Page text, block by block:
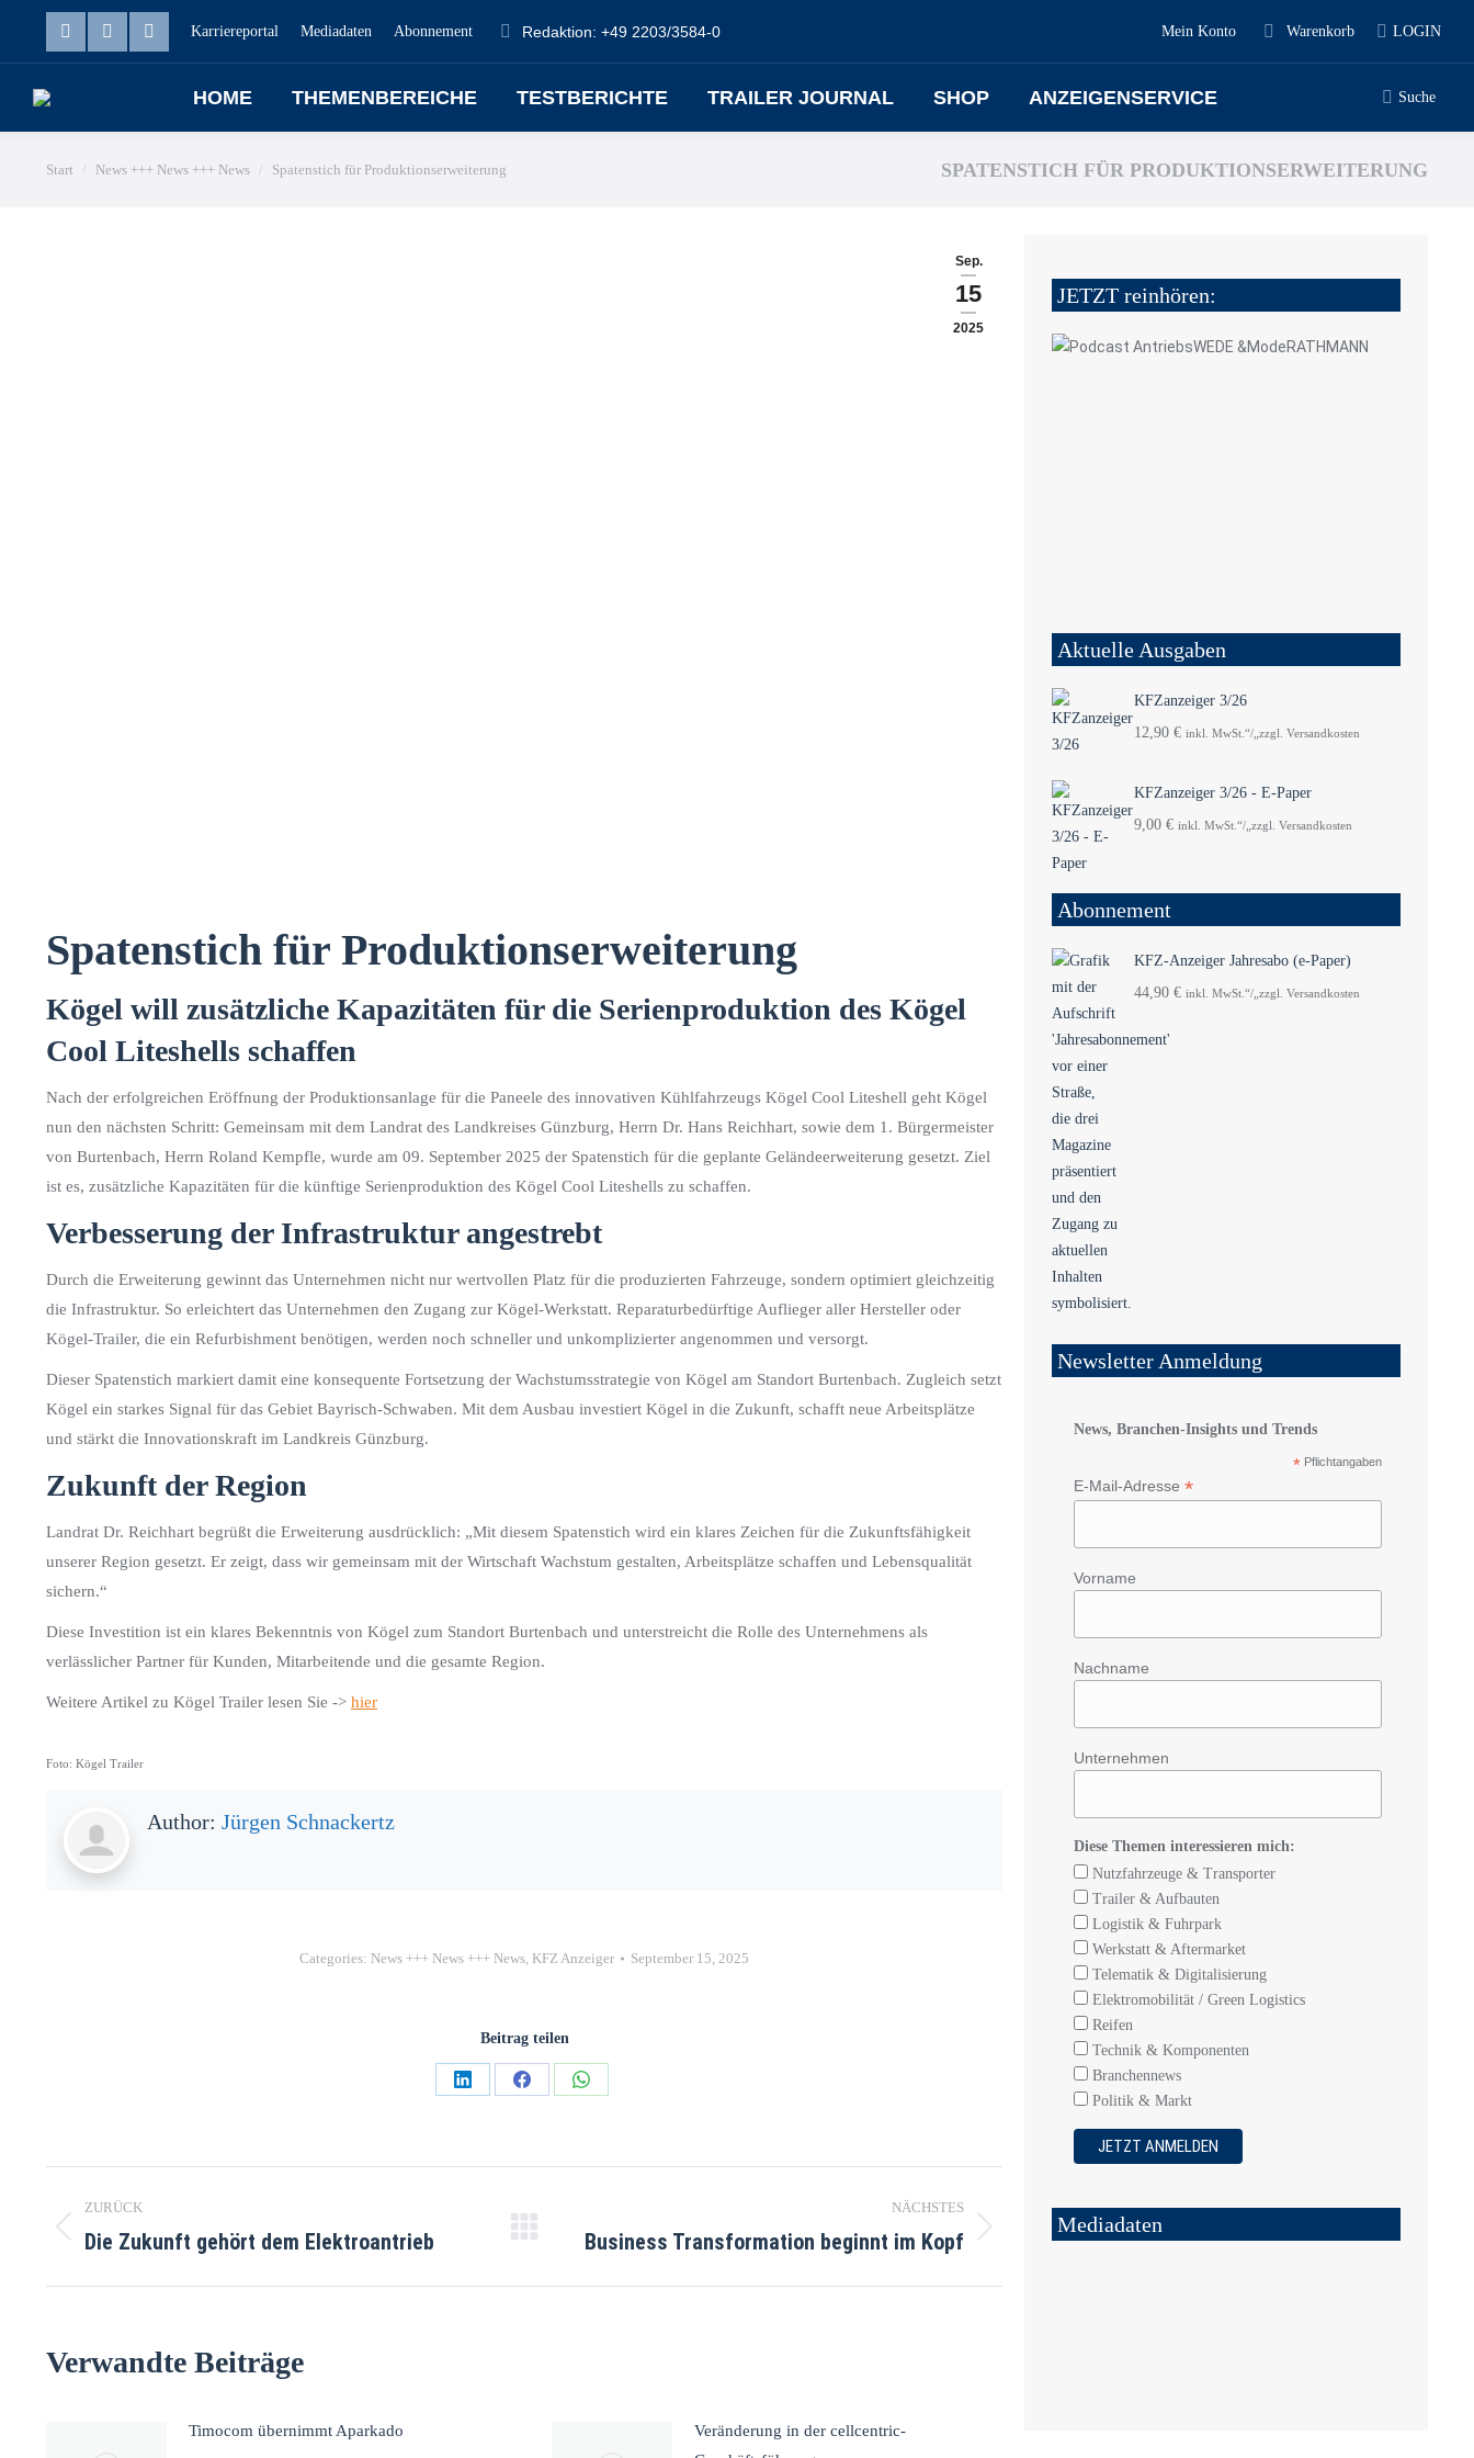
Karriereportal Mediadaten Abonnement Redaktion: +49 2203/3584-0 Mein Konto Warenkorb LOGIN
HOME THEMENBEREICHE TESTBERICHTE TRAILER JOURNAL SHOP ANZEIGENSERVICE Suche
Sie befinden sich hier:
Start News +++ News +++ News Spatenstich für Produktionserweiterung SPATENSTICH FÜR PRODUKTIONSERWEITERUNG
Sep.
15
2025
Spatenstich für Produktionserweiterung
Kögel will zusätzliche Kapazitäten für die Serienproduktion des Kögel
Cool Liteshells schaffen
Nach der erfolgreichen Eröffnung der Produktionsanlage für die Paneele des innovativen Kühlfahrzeugs Kögel Cool Liteshell geht Kögel
nun den nächsten Schritt: Gemeinsam mit dem Landrat des Landkreises Günzburg, Herrn Dr. Hans Reichhart, sowie dem 1. Bürgermeister
von Burtenbach, Herrn Roland Kempfle, wurde am 09. September 2025 der Spatenstich für die geplante Geländeerweiterung gesetzt. Ziel
ist es, zusätzliche Kapazitäten für die künftige Serienproduktion des Kögel Cool Liteshells zu schaffen.
Verbesserung der Infrastruktur angestrebt
Durch die Erweiterung gewinnt das Unternehmen nicht nur wertvollen Platz für die produzierten Fahrzeuge, sondern optimiert gleichzeitig
die Infrastruktur. So erleichtert das Unternehmen den Zugang zur Kögel-Werkstatt. Reparaturbedürftige Auflieger aller Hersteller oder
Kögel-Trailer, die ein Refurbishment benötigen, werden noch schneller und unkomplizierter angenommen und versorgt.
Dieser Spatenstich markiert damit eine konsequente Fortsetzung der Wachstumsstrategie von Kögel am Standort Burtenbach. Zugleich setzt
Kögel ein starkes Signal für das Gebiet Bayrisch-Schwaben. Mit dem Ausbau investiert Kögel in die Zukunft, schafft neue Arbeitsplätze
und stärkt die Innovationskraft im Landkreis Günzburg.
Zukunft der Region
Landrat Dr. Reichhart begrüßt die Erweiterung ausdrücklich: „Mit diesem Spatenstich wird ein klares Zeichen für die Zukunftsfähigkeit
unserer Region gesetzt. Er zeigt, dass wir gemeinsam mit der Wirtschaft Wachstum gestalten, Arbeitsplätze schaffen und Lebensqualität
sichern.“
Diese Investition ist ein klares Bekenntnis von Kögel zum Standort Burtenbach und unterstreicht die Rolle des Unternehmens als
verlässlicher Partner für Kunden, Mitarbeitende und die gesamte Region.
Weitere Artikel zu Kögel Trailer lesen Sie -> hier
Foto: Kögel Trailer
Author: Jürgen Schnackertz
Categories: News +++ News +++ News, KFZ Anzeiger September 15, 2025
Beitrag teilen
ZURÜCK
Die Zukunft gehört dem Elektroantrieb
NÄCHSTES
Business Transformation beginnt im Kopf
Verwandte Beiträge
Timocom übernimmt Aparkado
Veränderung in der cellcentric-
JETZT reinhören:
Aktuelle Ausgaben
KFZanzeiger 3/26
12,90 € inkl. MwSt.“/„zzgl. Versandkosten
KFZanzeiger 3/26 - E-Paper
9,00 € inkl. MwSt.“/„zzgl. Versandkosten
Abonnement
KFZ-Anzeiger Jahresabo (e-Paper)
44,90 € inkl. MwSt.“/„zzgl. Versandkosten
Newsletter Anmeldung
News, Branchen-Insights und Trends
* Pflichtangaben
E-Mail-Adresse *
Vorname
Nachname
Unternehmen
Diese Themen interessieren mich:
Nutzfahrzeuge & Transporter
Trailer & Aufbauten
Logistik & Fuhrpark
Werkstatt & Aftermarket
Telematik & Digitalisierung
Elektromobilität / Green Logistics
Reifen
Technik & Komponenten
Branchennews
Politik & Markt
Mediadaten